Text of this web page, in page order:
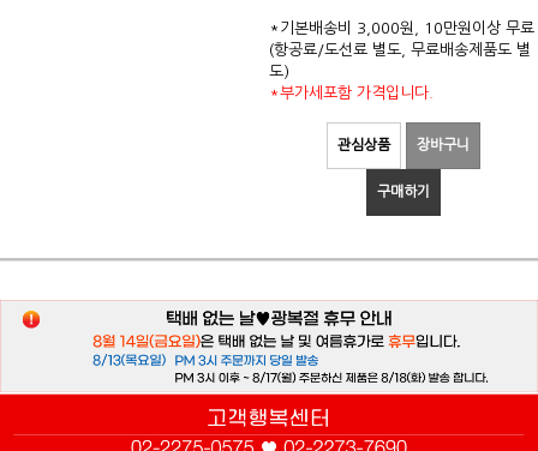
*기본배송비 3,000원, 10만원이상 무료
(항공료/도선료 별도, 무료배송제품도 별
도)
*부가세포함 가격입니다.
관심상품 장바구니
구매하기